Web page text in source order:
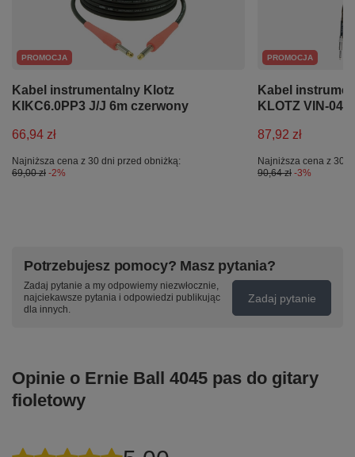
PROMOCJA
Kabel instrumentalny Klotz
KIKC6.0PP3 J/J 6m czerwony
66,94 zł
Najniższa cena z 30 dni przed obniżką:
69,00 zł -2%
PROMOCJA
Kabel
KLOTZ VIN-
87,92 zł
Najniższa cena z 30
90,64 zł -3%
Potrzebujesz pomocy? Masz pytania?
Zadaj pytanie a my odpowiemy niezwłocznie,
najciekawsze pytania i odpowiedzi publikując
dla innych.
Zadaj pytanie
Opinie o Ernie Ball 4045 pas do gitary
fioletowy